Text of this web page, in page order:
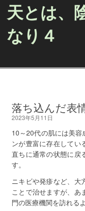
天とは、
なり４
落ち込んだ表
2023年5月11日
10～20代の肌には美
ンが豊富に存在してい
直ちに通常の状態に戻
す。
ニキビや発疹など、大
ことで治せますが、あ
門の医療機関を訪れる